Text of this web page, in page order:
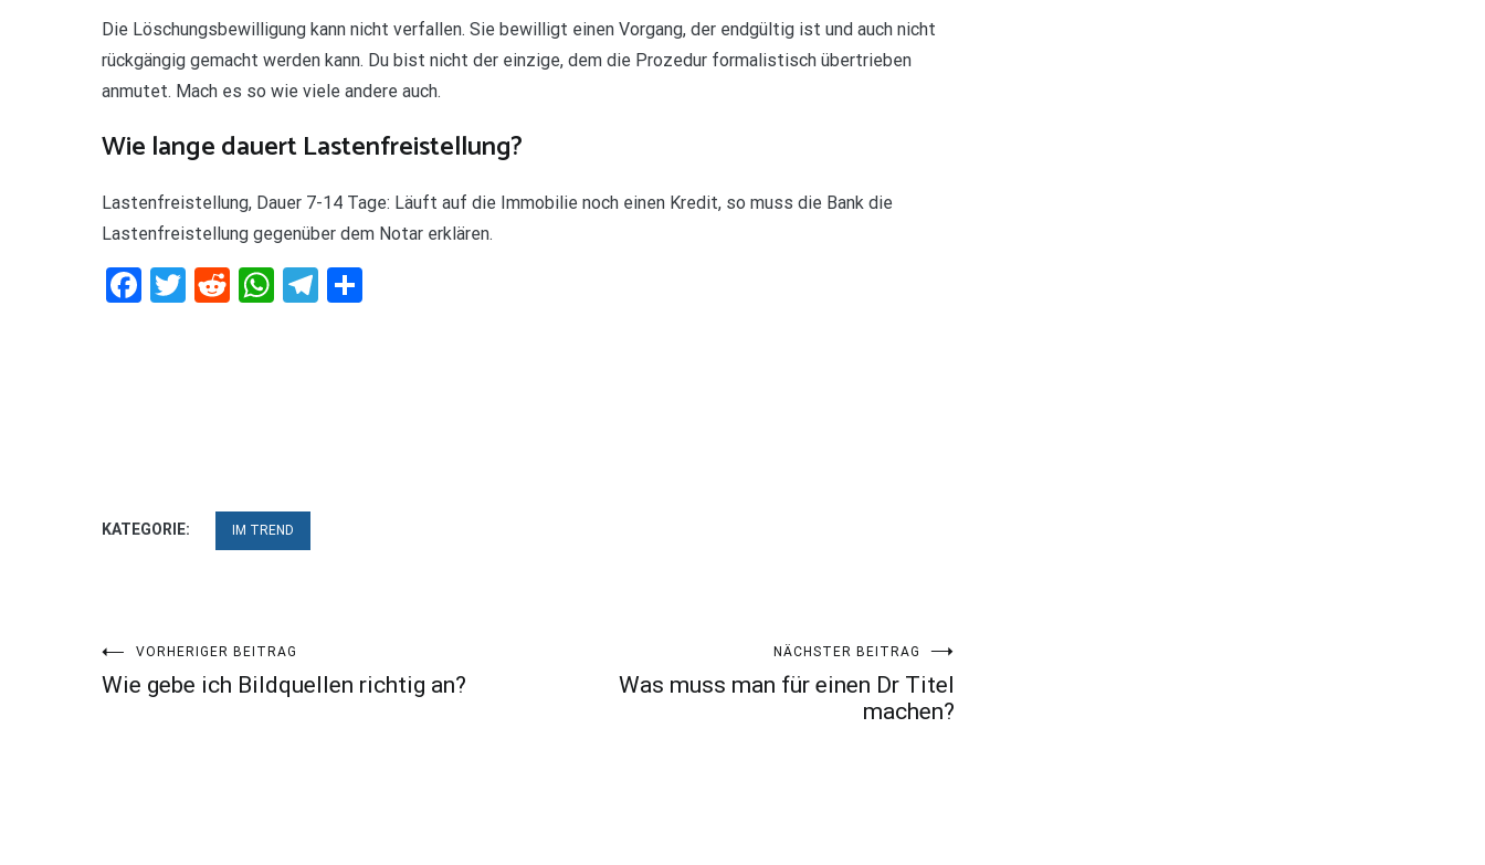
Die Löschungsbewilligung kann nicht verfallen. Sie bewilligt einen Vorgang, der endgültig ist und auch nicht
rückgängig gemacht werden kann. Du bist nicht der einzige, dem die Prozedur formalistisch übertrieben
anmutet. Mach es so wie viele andere auch.
Wie lange dauert Lastenfreistellung?
Lastenfreistellung, Dauer 7-14 Tage: Läuft auf die Immobilie noch einen Kredit, so muss die Bank die
Lastenfreistellung gegenüber dem Notar erklären.
Facebook
Twitter
RedditWhatsApp
Telegram
KATEGORIE: IM TREND
Beitragsnavigation
VORHERIGER BEITRAG
Wie gebe ich Bildquellen richtig an?
NÄCHSTER BEITRAG
Was muss man für einen Dr Titel
machen?